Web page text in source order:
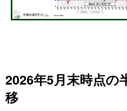
2026年5月末時点の
移